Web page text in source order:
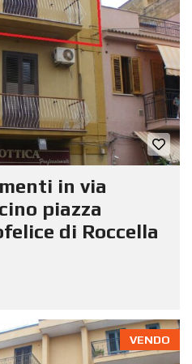
in via
piazza
di Roccella
VENDO